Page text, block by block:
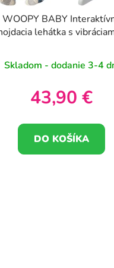
WOOPY BABY
lehátka s
Skladom - dodanie 3-4
43,90 €
DO KOŠÍKA